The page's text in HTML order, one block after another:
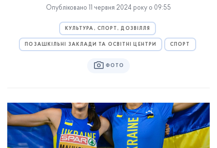
Опубліковано 11 червня 2024 року о 09:55
КУЛЬТУРА, СПОРТ, ДОЗВІЛЛЯ
ПОЗАШКІЛЬНІ ЗАКЛАДИ ТА ОСВІТНІ ЦЕНТРИ СПОРТ
ФОТО